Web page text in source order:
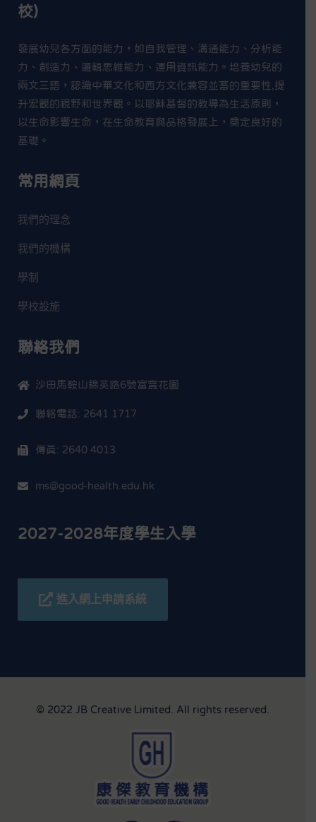
校)
發展幼兒各方面的能力，如自我管理、溝通能力、分析能
力、創造力、邏輯思維能力、運用資訊能力。培養幼兒的
兩文三語，認識中華文化和西方文化兼容並蓄的重要性,提
升宏觀的視野和世界觀。以耶穌基督的教導為生活原則，
以生命影響生命，在生命教育與品格發展上，奠定良好的
基礎。
常用網頁
我們的理念
我們的機構
學制
學校設施
聯絡我們
沙田馬鞍山錦英路6號富寶花園
聯絡電話: 2641 1717
傳真: 2640 4013
ms@good-health.edu.hk
2027-2028年度學生入學
進入網上申請系統
© 2022 JB Creative Limited. All rights reserved.